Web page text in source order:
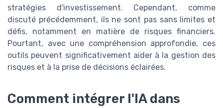
stratégies d'investissement. Cependant, comme
discuté précédemment, ils ne sont pas sans limites et
défis, notamment en matière de risques financiers.
Pourtant, avec une compréhension approfondie, ces
outils peuvent significativement aider à la gestion des
risques et à la prise de décisions éclairées.
Comment intégrer l'IA dans